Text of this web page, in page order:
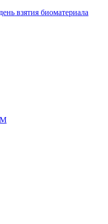
взятия биоматериала